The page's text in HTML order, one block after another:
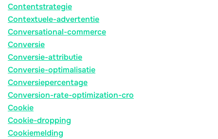
Contentstrategie
Contextuele-advertentie
Conversational-commerce
Conversie
Conversie-attributie
Conversie-optimalisatie
Conversiepercentage
Conversion-rate-optimization-cro
Cookie
Cookie-dropping
Cookiemelding